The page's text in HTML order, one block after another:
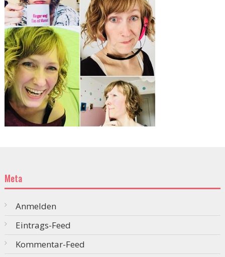
Meta
Anmelden
Eintrags-Feed
Kommentar-Feed